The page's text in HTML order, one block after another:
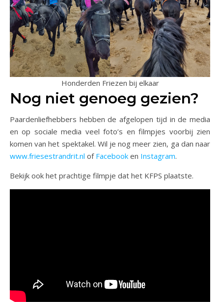
Honderden Friezen bij elkaar
Nog niet genoeg gezien?
Paardenliefhebbers hebben de afgelopen tijd in de media
en op sociale media veel foto’s en filmpjes voorbij zien
komen van het spektakel. Wil je nog meer zien, ga dan naar
www.friesestrandrit.nl of Facebook en Instagram.
Bekijk ook het prachtige filmpje dat het KFPS plaatste.